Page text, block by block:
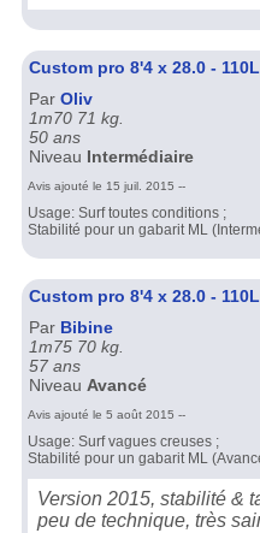
Custom pro 8'4 x 28.0 -
Par Oliv
1m70 71 kg.
50 ans
Niveau Intermédiaire
Avis ajouté le 15 juil. 2015 --
Usage: Surf toutes conditions ;
Stabilité pour un gabarit ML
Custom pro 8'4 x 28.0 -
Par Bibine
1m75 70 kg.
57 ans
Niveau Avancé
Avis ajouté le 5 août 2015 --
Usage: Surf vagues creuses ;
Stabilité pour un gabarit ML
Version 2015, stabilité &
peu de technique, très